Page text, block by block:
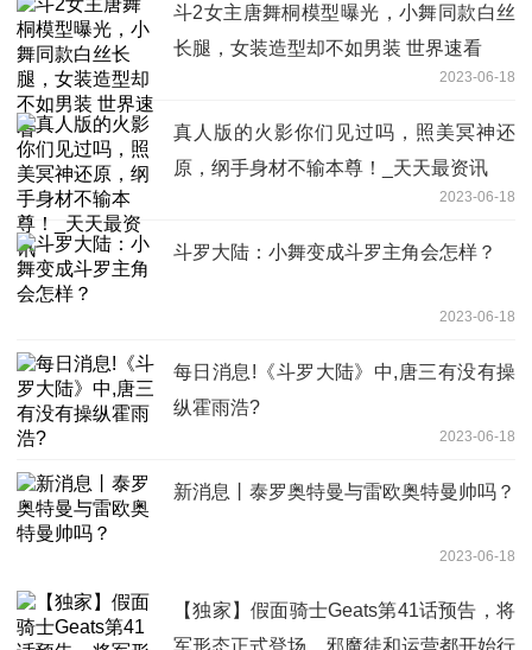
斗2女主唐舞桐模型曝光，小舞同款白丝
长腿，女装造型却不如男装 世界速看
2023-06-18
真人版的火影你们见过吗，照美冥神还
原，纲手身材不输本尊！_天天最资讯
2023-06-18
斗罗大陆：小舞变成斗罗主角会怎样？
2023-06-18
每日消息!《斗罗大陆》中,唐三有没有操
纵霍雨浩?
2023-06-18
新消息丨泰罗奥特曼与雷欧奥特曼帅吗？
2023-06-18
【独家】假面骑士Geats第41话预告，将
军形态正式登场，邪魔徒和运营都开始行